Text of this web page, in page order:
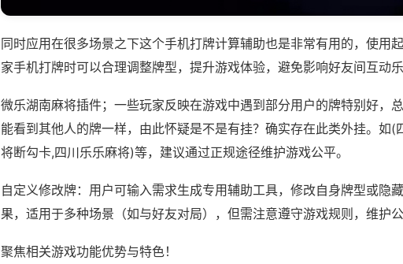
同时应用在很多场景之下这个手机打牌计算辅助也是非常有用的，使用
家手机打牌时可以合理调整牌型，提升游戏体验，避免影响好友间互动乐
微乐湖南麻将插件；一些玩家反映在游戏中遇到部分用户的牌特别好，
能看到其他人的牌一样，由此怀疑是不是有挂？确实存在此类外挂。如(
将断勾卡,四川乐乐麻将)等，建议通过正规途径维护游戏公平。
自定义修改牌：用户可输入需求生成专用辅助工具，修改自身牌型或隐
果，适用于多种场景（如与好友对局），但需注意遵守游戏规则，维护公
聚焦相关游戏功能优势与特色！